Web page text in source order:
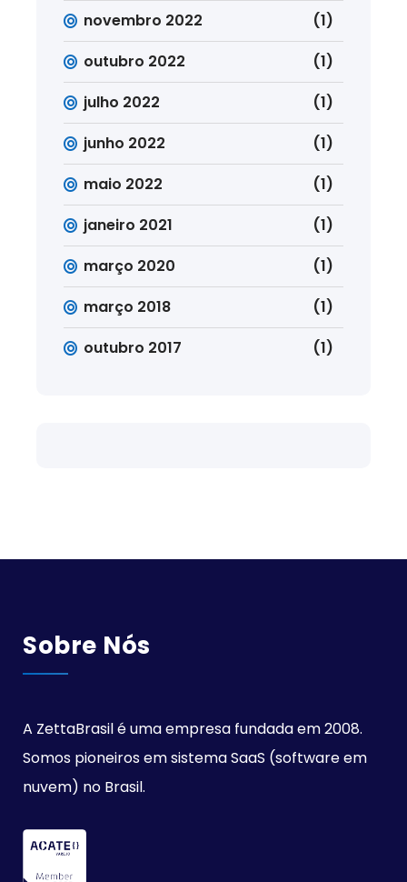
novembro 2022
(1)
outubro 2022
(1)
julho 2022
(1)
junho 2022
(1)
maio 2022
(1)
janeiro 2021
(1)
março 2020
(1)
março 2018
(1)
outubro 2017
(1)
Sobre Nós
A ZettaBrasil é uma empresa fundada em 2008.
Somos pioneiros em sistema SaaS (software em
nuvem) no Brasil.